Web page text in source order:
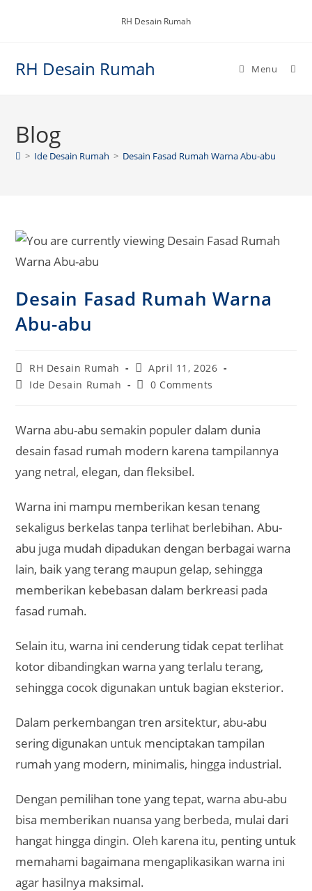
RH Desain Rumah
RH Desain Rumah Menu
Blog
> Ide Desain Rumah > Desain Fasad Rumah Warna Abu-abu
Desain Fasad Rumah Warna
Abu-abu
Post
author:
RH Desain Rumah
Post
published:
April 11, 2026
PostIde Desain Rumah
Post0 Comments
Warna abu-abu semakin populer dalam dunia
desain fasad rumah modern karena tampilannya
yang netral, elegan, dan fleksibel.
Warna ini mampu memberikan kesan tenang
sekaligus berkelas tanpa terlihat berlebihan. Abu-
abu juga mudah dipadukan dengan berbagai warna
lain, baik yang terang maupun gelap, sehingga
memberikan kebebasan dalam berkreasi pada
fasad rumah.
Selain itu, warna ini cenderung tidak cepat terlihat
kotor dibandingkan warna yang terlalu terang,
sehingga cocok digunakan untuk bagian eksterior.
Dalam perkembangan tren arsitektur, abu-abu
sering digunakan untuk menciptakan tampilan
rumah yang modern, minimalis, hingga industrial.
Dengan pemilihan tone yang tepat, warna abu-abu
bisa memberikan nuansa yang berbeda, mulai dari
hangat hingga dingin. Oleh karena itu, penting untuk
memahami bagaimana mengaplikasikan warna ini
agar hasilnya maksimal.